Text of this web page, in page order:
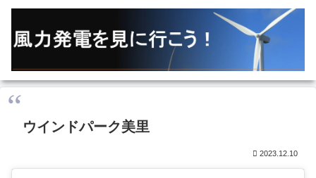
ウインドパーク美里
2023.12.10